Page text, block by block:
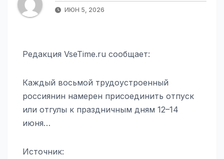
ИЮН 5, 2026
Редакция VseTime.ru сообщает:
Каждый восьмой трудоустроенный
россиянин намерен присоединить отпуск
или отгулы к праздничным дням 12–14
июня…
Источник: